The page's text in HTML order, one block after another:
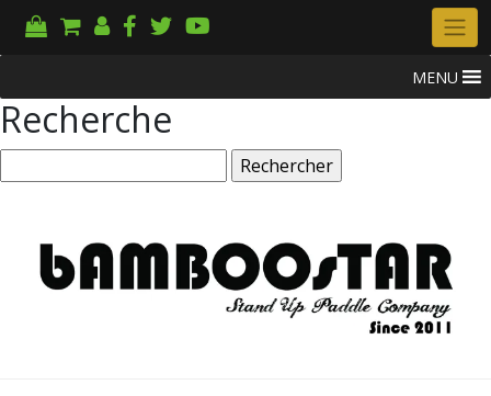
MENU
Recherche